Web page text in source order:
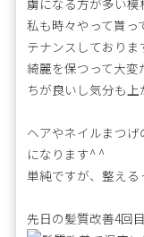
虜になる方が多い模
私も時々やって貰っ
テナンスしており
綺麗を保つって大
ちが良いし気分も上
ヘアやネイルまつ
になります^ ^
単純ですが、整え
先日の髪質改善4回